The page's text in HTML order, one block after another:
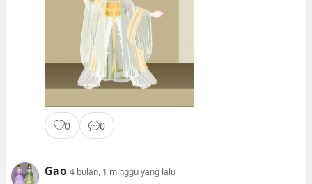
0 0
Gao 4 bulan, 1 minggu yang lalu